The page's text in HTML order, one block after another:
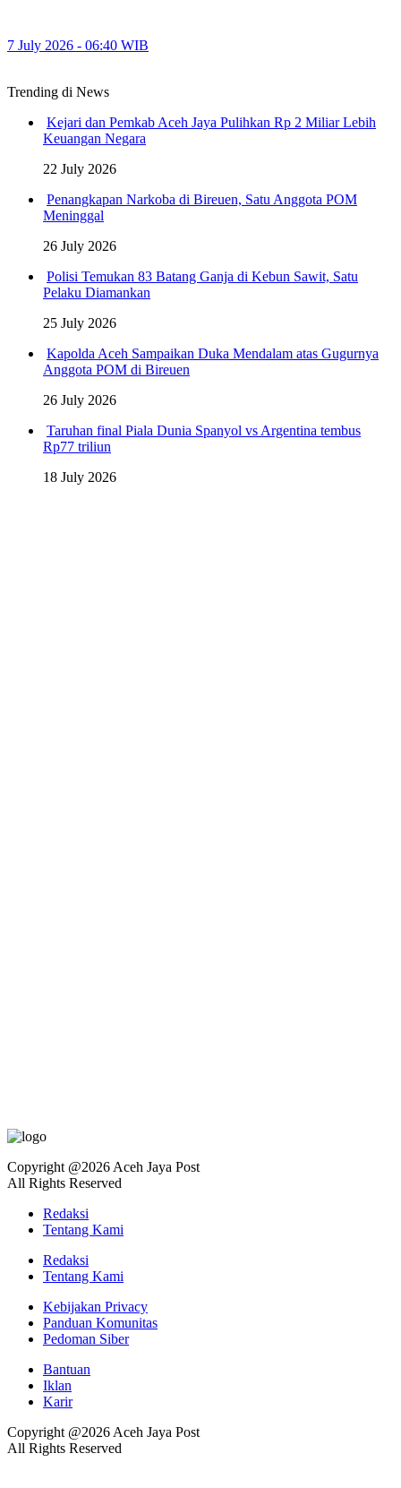
7 July 2026 - 06:40 WIB
Trending di News
Kejari dan Pemkab Aceh Jaya Pulihkan Rp 2 Miliar Lebih
Keuangan Negara
22 July 2026
Penangkapan Narkoba di Bireuen, Satu Anggota POM
Meninggal
26 July 2026
Polisi Temukan 83 Batang Ganja di Kebun Sawit, Satu
Pelaku Diamankan
25 July 2026
Kapolda Aceh Sampaikan Duka Mendalam atas Gugurnya
Anggota POM di Bireuen
26 July 2026
Taruhan final Piala Dunia Spanyol vs Argentina tembus
Rp77 triliun
18 July 2026
Copyright @2026 Aceh Jaya Post
All Rights Reserved
Redaksi
Tentang Kami
Redaksi
Tentang Kami
Kebijakan Privacy
Panduan Komunitas
Pedoman Siber
Bantuan
Iklan
Karir
Copyright @2026 Aceh Jaya Post
All Rights Reserved